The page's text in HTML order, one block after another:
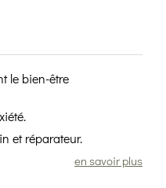
le bien-être
et réparateur.
en savoir plus